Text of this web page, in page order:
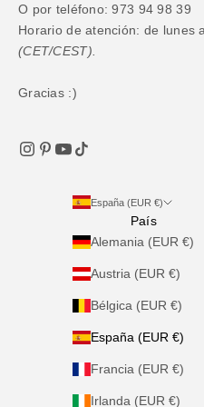
O por teléfono: 973 94 98 39
Horario de atención: de lunes
(CET/CEST).
Gracias :)
España (EUR €)
País
Alemania (EUR €)
Austria (EUR €)
Bélgica (EUR €)
España (EUR €)
Francia (EUR €)
Irlanda (EUR €)